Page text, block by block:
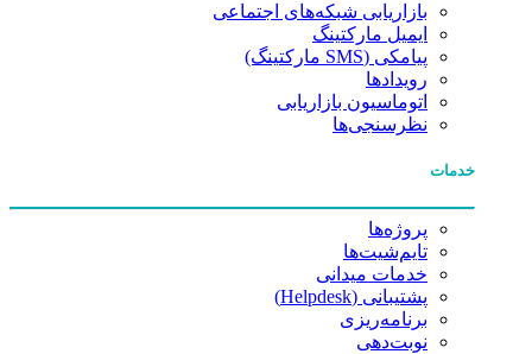
بازاریابی شبکه‌های اجتماعی
ایمیل مارکتینگ
پیامکی (SMS مارکتینگ)
رویدادها
اتوماسیون بازاریابی
نظرسنجی‌ها
خدمات
پروژه‌ها
تایم‌شیت‌ها
خدمات میدانی
پشتیبانی (Helpdesk)
برنامه‌ریزی
نوبت‌دهی